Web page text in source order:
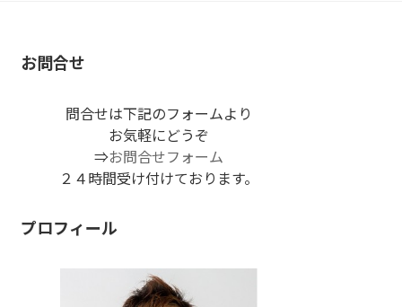
お問合せ
問合せは下記のフォームより
お気軽にどうぞ
⇒お問合せフォーム
２４時間受け付けております。
プロフィール